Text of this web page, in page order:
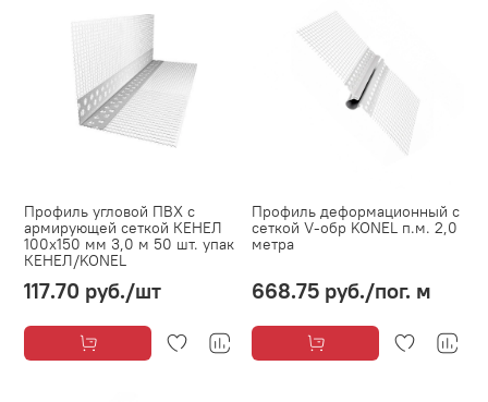
Профиль угловой ПВХ с
армирующей сеткой КЕНЕЛ
100х150 мм 3,0 м 50 шт. упак
КЕНЕЛ/KONEL
117.70 руб./шт
Профиль деформационный с
сеткой V-обр KONEL п.м. 2,0
метра
668.75 руб./пог. м